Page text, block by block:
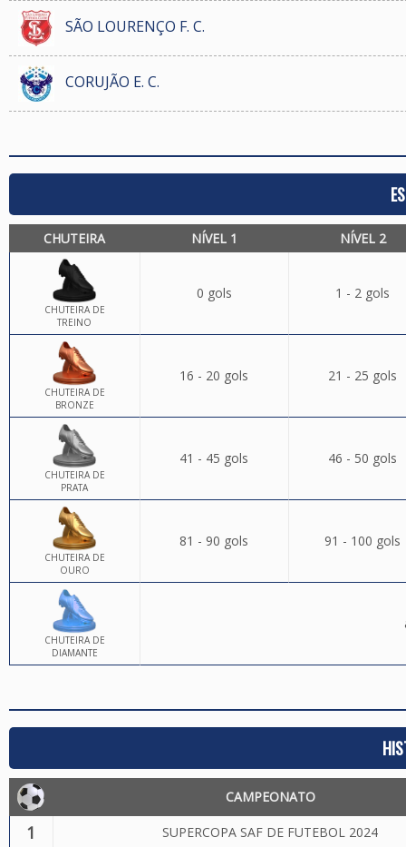
SÃO LOURENÇO F. C.
CORUJÃO E. C.
CHUTEIRA NÍVEL 1 NÍVEL 2
CHUTEIRA DE
TREINO
0 gols 1 - 2 gols
CHUTEIRA DE
BRONZE
16 - 20 gols 21 - 25 gols
CHUTEIRA DE
PRATA
41 - 45 gols 46 - 50 gols
CHUTEIRA DE
OURO
81 - 90 gols 91 - 100 gols
CHUTEIRA DE
DIAMANTE
CAMPEONATO
1 SUPERCOPA SAF DE FUTEBOL 2024